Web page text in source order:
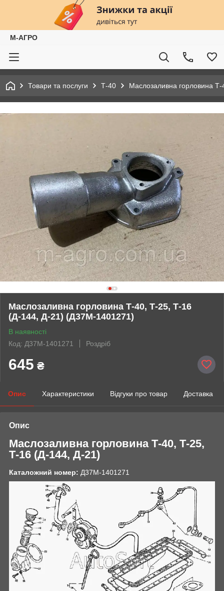
М-АГРО
Товари та послуги Т-40 Маслозаливна горловина
Маслозаливна горловина Т-40, Т-25, Т-16
(Д-144, Д-21) (Д37М-1401271)
В наявності
Код: Д37М-1401271
Роздріб
645 ₴
Опис Характеристики Відгуки про товар Доставка
Опис
Маслозаливна горловина Т-40, Т-25,
Т-16 (Д-144, Д-21)
Каталожний номер: Д37М-1401271